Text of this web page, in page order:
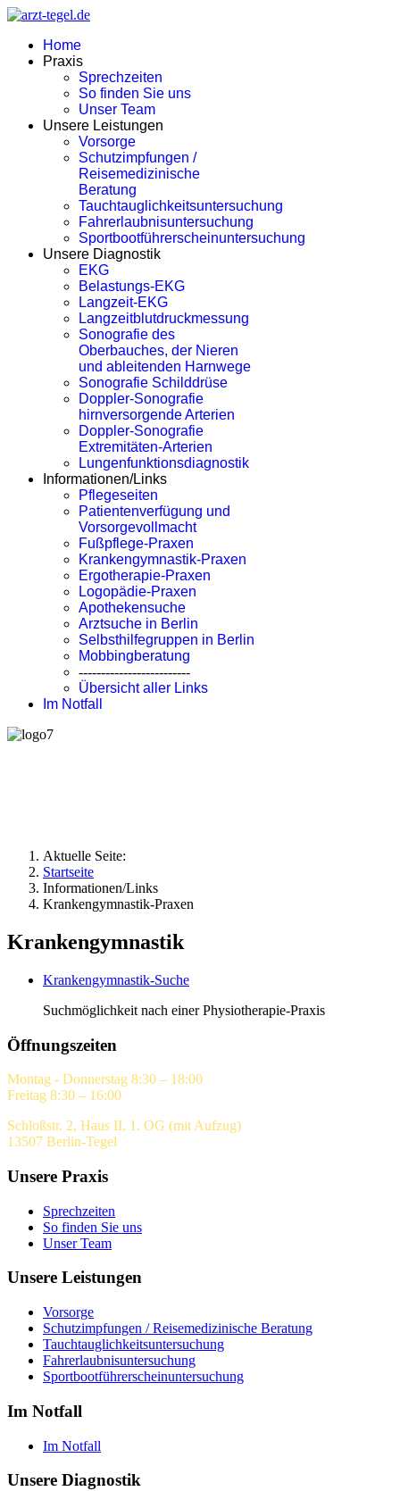
Home
Praxis
Sprechzeiten
So finden Sie uns
Unser Team
Unsere Leistungen
Vorsorge
Schutzimpfungen /
Reisemedizinische
Beratung
Tauchtauglichkeitsuntersuchung
Fahrerlaubnisuntersuchung
Sportbootführerscheinuntersuchung
Unsere Diagnostik
EKG
Belastungs-EKG
Langzeit-EKG
Langzeitblutdruckmessung
Sonografie des
Oberbauches, der Nieren
und ableitenden Harnwege
Sonografie Schilddrüse
Doppler-Sonografie
hirnversorgende Arterien
Doppler-Sonografie
Extremitäten-Arterien
Lungenfunktionsdiagnostik
Informationen/Links
Pflegeseiten
Patientenverfügung und
Vorsorgevollmacht
Fußpflege-Praxen
Krankengymnastik-Praxen
Ergotherapie-Praxen
Logopädie-Praxen
Apothekensuche
Arztsuche in Berlin
Selbsthilfegruppen in Berlin
Mobbingberatung
-------------------------
Übersicht aller Links
Im Notfall
Aktuelle Seite:
Startseite
Informationen/Links
Krankengymnastik-Praxen
Krankengymnastik
Krankengymnastik-Suche
Suchmöglichkeit nach einer Physiotherapie-Praxis
Öffnungszeiten
Montag - Donnerstag 8:30 – 18:00
Freitag 8:30 – 16:00
Schloßstr. 2, Haus II, 1. OG (mit Aufzug)
13507 Berlin-Tegel
Unsere Praxis
Sprechzeiten
So finden Sie uns
Unser Team
Unsere Leistungen
Vorsorge
Schutzimpfungen / Reisemedizinische Beratung
Tauchtauglichkeitsuntersuchung
Fahrerlaubnisuntersuchung
Sportbootführerscheinuntersuchung
Im Notfall
Im Notfall
Unsere Diagnostik